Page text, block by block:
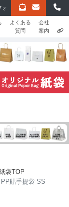
よくある
質問
会社
案内
ォ
袋TOP
貼手提袋 SS